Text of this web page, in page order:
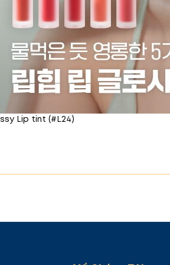
Lip tint (#L24)